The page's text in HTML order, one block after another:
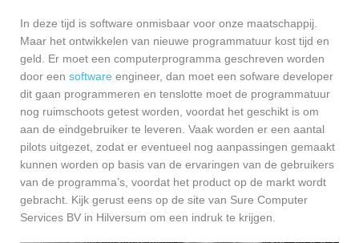
In deze tijd is software onmisbaar voor onze maatschappij.
Maar het ontwikkelen van nieuwe programmatuur kost tijd en
geld. Er moet een computerprogramma geschreven worden
door een software engineer, dan moet een sofware developer
dit gaan programmeren en tenslotte moet de programmatuur
nog ruimschoots getest worden, voordat het geschikt is om
aan de eindgebruiker te leveren. Vaak worden er een aantal
pilots uitgezet, zodat er eventueel nog aanpassingen gemaakt
kunnen worden op basis van de ervaringen van de gebruikers
van de programma’s, voordat het product op de markt wordt
gebracht. Kijk gerust eens op de site van Sure Computer
Services BV in Hilversum om een indruk te krijgen.